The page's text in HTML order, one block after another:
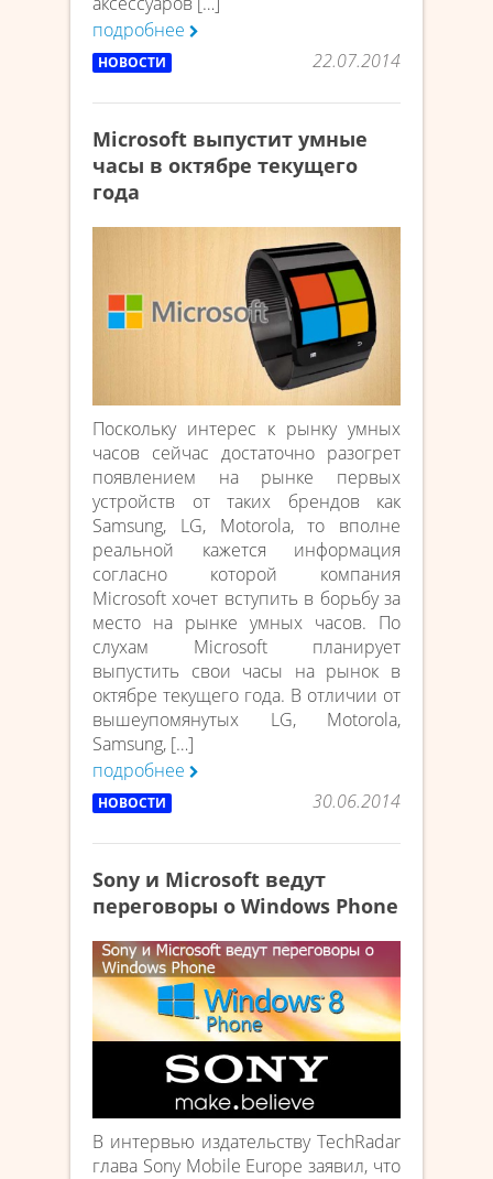
подробнее
НОВОСТИ 22.07.2014
Microsoft выпустит умные
часы в октябре текущего
года
Поскольку интерес к рынку умных
часов сейчас достаточно разогрет
появлением на рынке первых
устройств от таких брендов как
Samsung, LG, Motorola, то вполне
реальной кажется информация
согласно которой компания
Microsoft хочет вступить в борьбу за
место на рынке умных часов. По
слухам Microsoft планирует
выпустить свои часы на рынок в
октябре текущего года. В отличии от
вышеупомянутых LG, Motorola,
Samsung, […]
подробнее
НОВОСТИ 30.06.2014
Sony и Microsoft ведут
переговоры о Windows Phone
В интервью издательству TechRadar
глава Sony Mobile Europe заявил, что